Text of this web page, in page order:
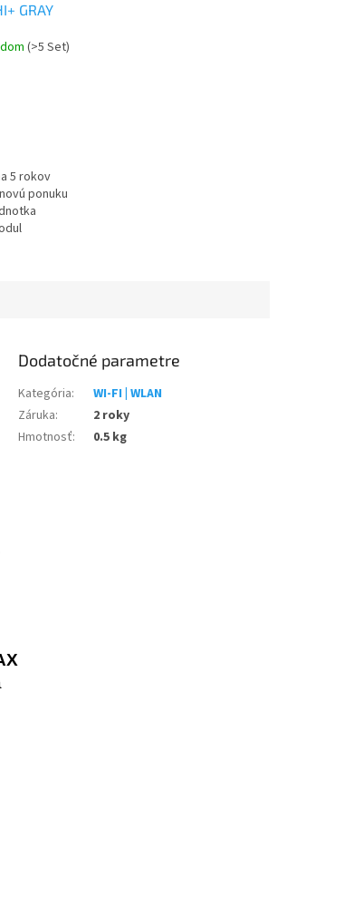
GRAY
(>5 Set)
5 rokov
ponuku
Dodatočné parametre
Kategória:
WI-FI | WLAN
Záruka:
2 roky
Hmotnosť: 0.5 kg